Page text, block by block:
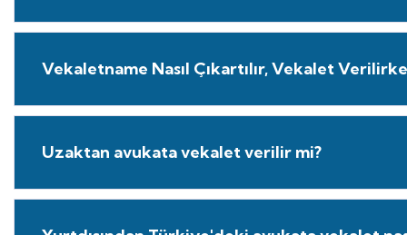
Vekaletname Nasıl Çıkartılır, Vekalet
Uzaktan avukata vekalet verilir mi?